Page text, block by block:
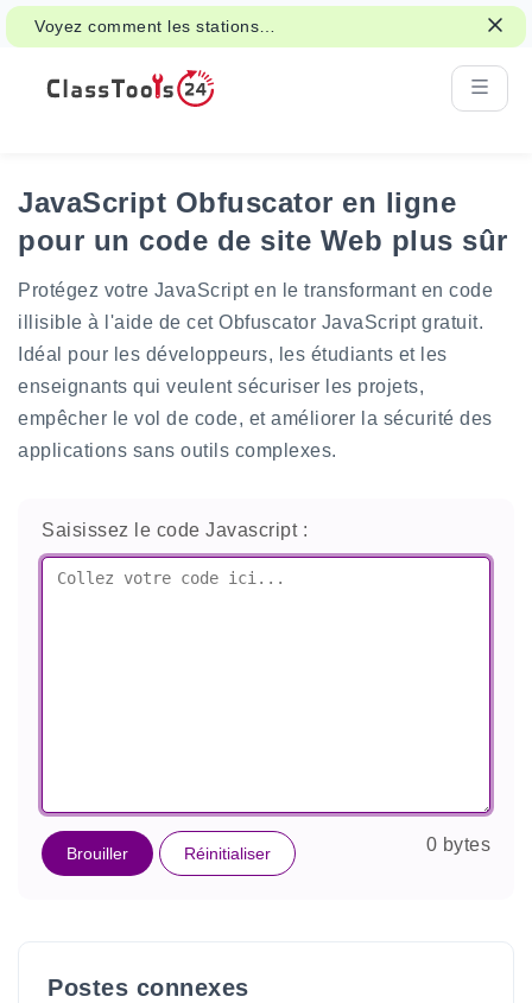
Voyez comment les stations
d'apprentissage interactives peuvent
soutenir les activités de classe et la
révision.
JavaScript Obfuscator en ligne
pour un code de site Web plus sûr
Protégez votre JavaScript en le transformant en code
illisible à l'aide de cet Obfuscator JavaScript gratuit.
Idéal pour les développeurs, les étudiants et les
enseignants qui veulent sécuriser les projets,
empêcher le vol de code, et améliorer la sécurité des
applications sans outils complexes.
Saisissez le code Javascript :
Brouiller Réinitialiser 0 bytes
Postes connexes